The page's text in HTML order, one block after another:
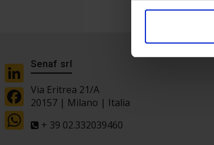
Senaf srl
Via Eritrea 21/A
20157 | Milano | Italia
+ 39 02.332039460
LinkedIn
Facebook